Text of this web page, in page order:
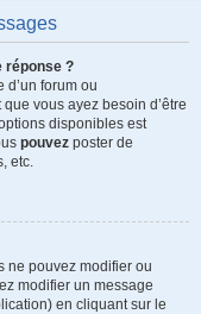
réponse ?
forum ou
vous ayez besoin d’être
disponibles est
pouvez poster de
etc.
ne pouvez modifier ou
modifier un message
en cliquant sur le